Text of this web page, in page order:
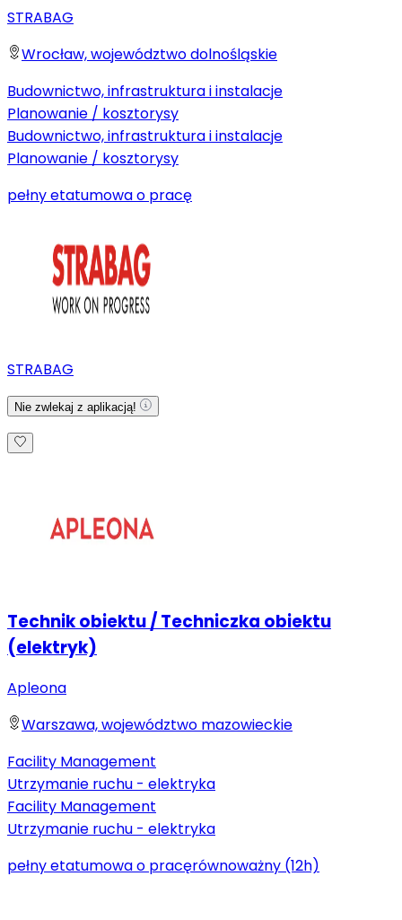
STRABAG
Wrocław, województwo dolnośląskie
Budownictwo, infrastruktura i instalacje
Planowanie / kosztorysy
Budownictwo, infrastruktura i instalacje
Planowanie / kosztorysy
pełny etatumowa o pracę
STRABAG
Nie zwlekaj z aplikacją!
Technik obiektu / Techniczka obiektu
(elektryk)
Apleona
Warszawa, województwo mazowieckie
Facility Management
Utrzymanie ruchu - elektryka
Facility Management
Utrzymanie ruchu - elektryka
pełny etatumowa o pracęrównoważny (12h)